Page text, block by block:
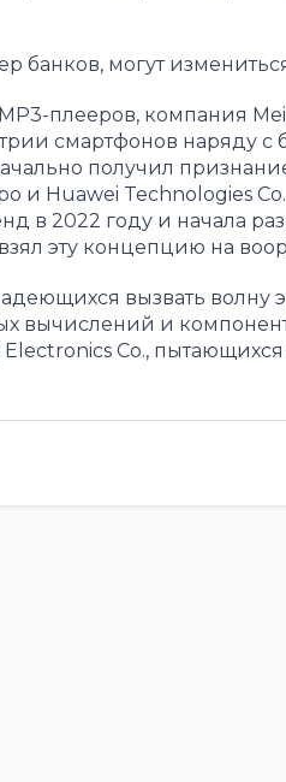
банков, могут
плееров, компания
смартфонов наряду с
получил
и Huawei Technologies Co.
в 2022 году и начала
эту концепцию на
вызвать волну
вычислений и
Electronics Co.,